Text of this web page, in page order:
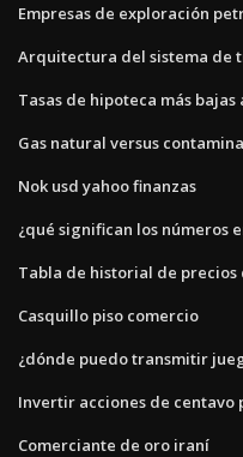
Empresas de exploración
Arquitectura del sistema
Tasas de hipoteca más bajas
Gas natural versus
Nok usd yahoo finanzas
¿qué significan los números
Tabla de historial de precios
Casquillo piso comercio
¿dónde puedo transmitir
Invertir acciones de centavo
Comerciante de oro iraní